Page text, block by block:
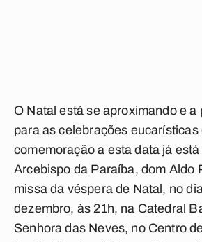
O Natal está se aproximando e a
para as celebrações eucarísticas
comemoração a esta data já
Arcebispo da Paraíba, dom Aldo
missa da véspera de Natal, no
dezembro, às 21h, na Catedral
Senhora das Neves, no Centro